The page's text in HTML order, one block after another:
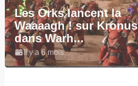
Les Orks lancent la
Waaaagh ! sur Kronus
dans Warh...
Il y a 6 mois